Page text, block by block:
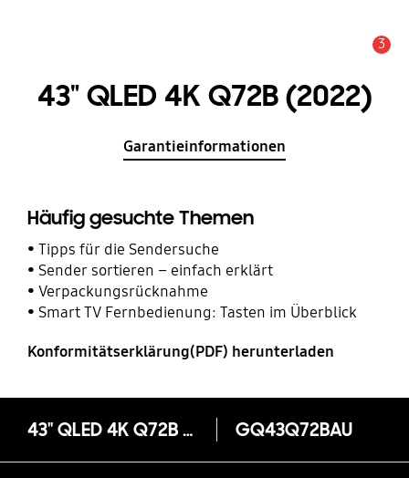
3
43" QLED 4K Q72B (2022)
Garantieinformationen
Häufig gesuchte Themen
Tipps für die Sendersuche
Sender sortieren – einfach erklärt
Verpackungsrücknahme
Smart TV Fernbedienung: Tasten im Überblick
Konformitätserklärung(PDF) herunterladen
43" QLED 4K Q72B (2022) GQ43Q72BAU